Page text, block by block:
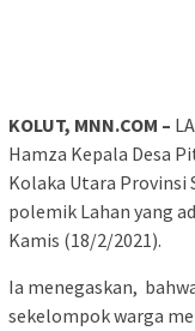
KOLUT, MNN.COM –
Hamza Kepala Desa
Kolaka Utara Provinsi
polemik Lahan yang
Kamis (18/2/2021).
Ia menegaskan,
sekelompok warga